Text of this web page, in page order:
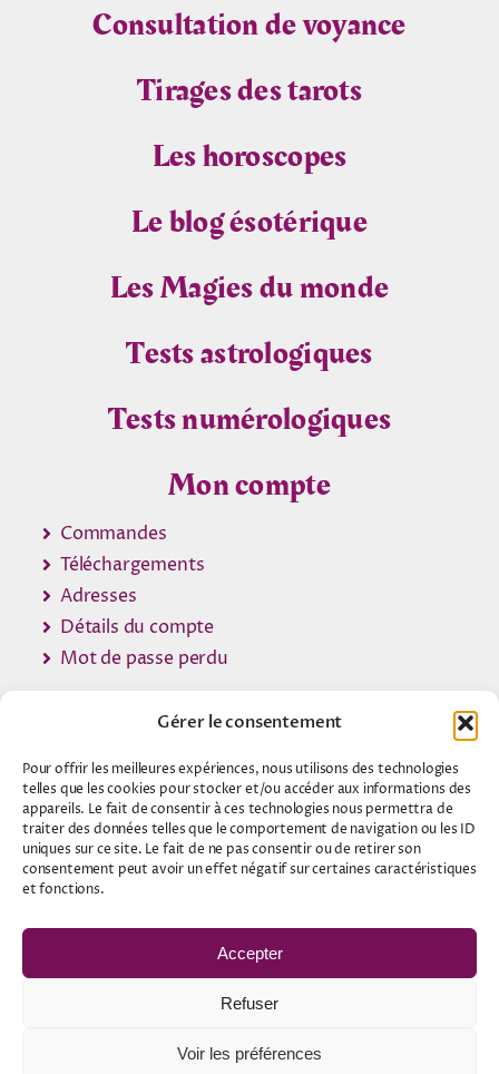
Gérer le consentement
Pour offrir les meilleures expériences, nous utilisons des technologies
telles que les cookies pour stocker et/ou accéder aux informations des
appareils. Le fait de consentir à ces technologies nous permettra de
traiter des données telles que le comportement de navigation ou les ID
uniques sur ce site. Le fait de ne pas consentir ou de retirer son
consentement peut avoir un effet négatif sur certaines caractéristiques
et fonctions.
Accepter
Refuser
Voir les préférences
Consultation de voyance
Tirages des tarots
Les horoscopes
Le blog ésotérique
Les Magies du monde
Tests astrologiques
Tests numérologiques
Mon compte
Commandes
Téléchargements
Adresses
Détails du compte
Mot de passe perdu
© 2007 - 2026 •Contact Voyance
A propos
Politique de confidentialité
Conditions générales d'utilisation